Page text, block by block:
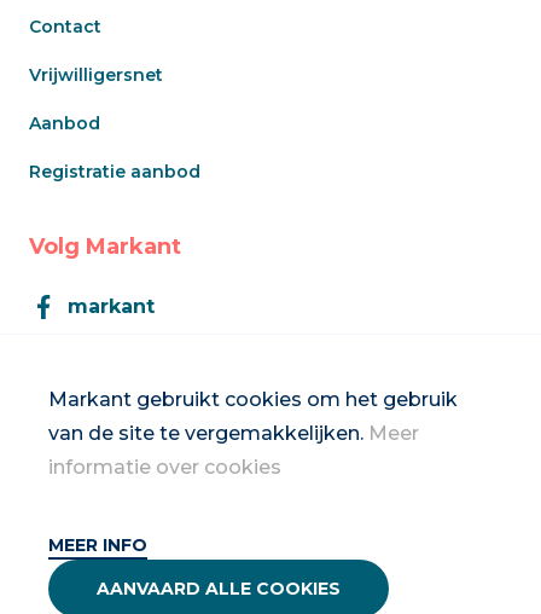
Markant gebruikt cookies om het gebruik
van de site te vergemakkelijken. Meer
informatie over cookies
MEER INFO
AANVAARD ALLE COOKIES
Contact
Vrijwilligersnet
Aanbod
Registratie aanbod
Volg Markant
markant
Inschrijven op de nieuwsbrief
2026 Vrouwennet vzw
Privacybeleid & disclaimer